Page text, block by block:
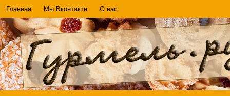
Главная Мы Вконтакте О нас